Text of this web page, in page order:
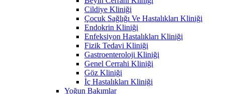
Cildiye Kliniği
Çocuk Sağlığı Ve Hastalıkları Kliniği
Endokrin Kliniği
Enfeksiyon Hastalıkları Kliniği
Fizik Tedavi Kliniği
Gastroenteroloji Kliniği
Genel Cerrahi Kliniği
Göz Kliniği
İç Hastalıkları Kliniği
Yoğun Bakımlar